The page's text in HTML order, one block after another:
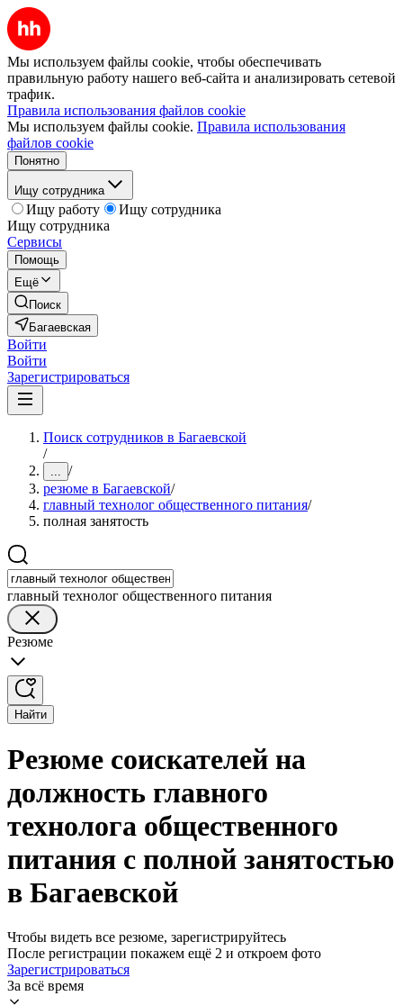
Мы используем файлы cookie, чтобы обеспечивать
правильную работу нашего веб-сайта и анализировать сетевой
трафик.
Правила использования файлов cookie
Мы используем файлы cookie. Правила использования
файлов cookie
Понятно
Ищу сотрудника
Ищу работу
Ищу сотрудника
Ищу сотрудника
Сервисы
Помощь
Ещё
Поиск
Багаевская
Войти
Войти
Зарегистрироваться
Поиск сотрудников в Багаевской
/
... /
резюме в Багаевской/
главный технолог общественного питания/
полная занятость
главный технолог общественного питания
Резюме
Найти
Резюме соискателей на
должность главного
технолога общественного
питания с полной занятостью
в Багаевской
Чтобы видеть все резюме, зарегистрируйтесь
После регистрации покажем ещё 2 и откроем фото
Зарегистрироваться
За всё время